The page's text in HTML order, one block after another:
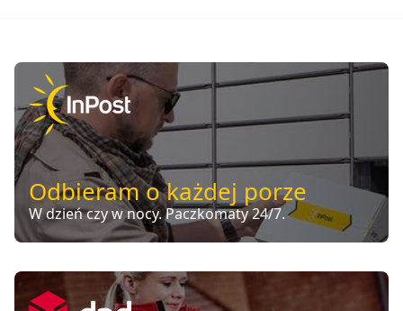
Odbieram o każdej porze
W dzień czy w nocy. Paczkomaty 24/7.